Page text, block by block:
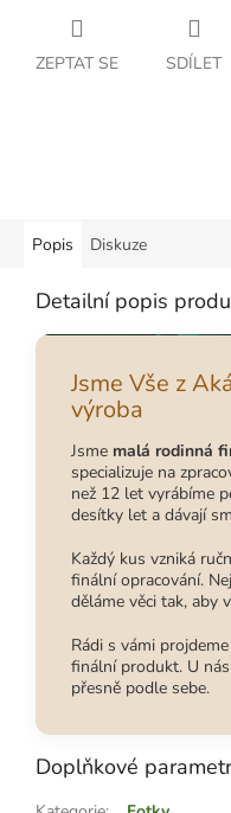
ZEPTAT SE SDÍLET
Popis Diskuze
Detailní popis
Jsme Vše z
výroba
Jsme malá rodinná
specializuje na
než 12 let vyrábíme
desítky let a dávají
Každý kus vzniká
finální opracování.
děláme věci tak, aby
Rádi s vámi
finální produkt. U
přesně podle sebe.
Doplňkové